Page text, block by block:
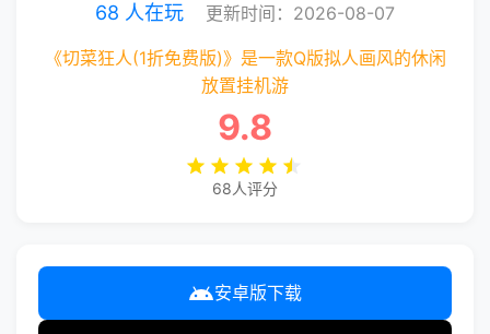
68 人在玩 更新时间：2026-08-07
《切菜狂人(1折免费版)》是一款Q版拟人画风的休闲
放置挂机游
9.8
68人评分
安卓版下载